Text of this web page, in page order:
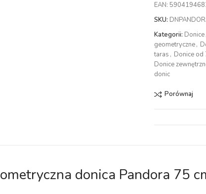
EAN:
SKU:
Kategorii: Donice
geometryczne,
taras , Donice od
Donice
donic
Porównaj
donica Pandora 75